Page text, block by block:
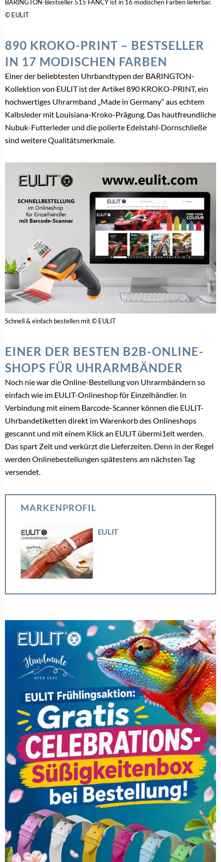
BARINGTON-Bestseller 515 FANCY ist in 16 modischen Farben lieferbar.
© EULIT
890 KROKO-PRINT – BESTSELLER
IN 17 MODISCHEN FARBEN
Einer der beliebtesten Uhrbandtypen der BARINGTON-
Kollektion von EULIT ist der Artikel 890 KROKO-PRINT, ein
hochwertiges Uhrarmband „Made in Germany” aus echtem
Kalbsleder mit Louisiana-Kroko-Prägung. Das hautfreundliche
Nubuk-Futterleder und die polierte Edelstahl-Dornschließe
sind weitere Qualitätsmerkmale.
Schnell & einfach bestellen mit © EULIT
EINER DER BESTEN B2B-ONLINE-
SHOPS FÜR UHRARMBÄNDER
Noch nie war die Online-Bestellung von Uhrarmbändern so
einfach wie im EULIT-Onlineshop für Einzelhändler. In
Verbindung mit einem Barcode-Scanner können die EULIT-
Uhrbandetiketten direkt im Warenkorb des Onlineshops
gescannt und mit einem Klick an EULIT übermi1elt werden.
Das spart Zeit und verkürzt die Lieferzeiten. Denn in der Regel
werden Onlinebestellungen spätestens am nächsten Tag
versendet.
MARKENPROFIL
EULIT